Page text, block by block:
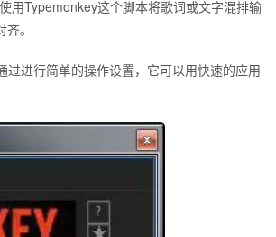
用Typemonkey这个脚本将歌词或文字混排输
。
进行简单的操作设置，它可以用快速的应用